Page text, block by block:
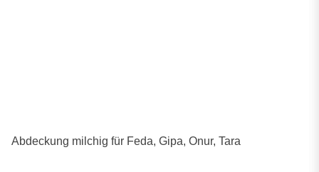
Abdeckung milchig für Feda, Gipa, Onur, Tara